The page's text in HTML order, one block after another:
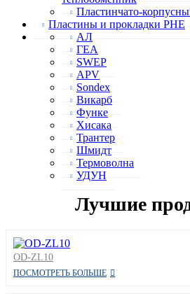
Пластинчато-
Пластины и прокладки PHE
АЛ
ГЕА
SWEP
APV
Sondex
Викарб
Функе
Хисака
Трантер
Шмидт
Термоволна
УДУН
Лучшие
OD-ZL10
ПОСМОТРЕТЬ БОЛЬШЕ